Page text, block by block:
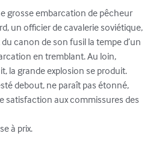
grosse embarcation de pêcheur
un officier de cavalerie soviétique,
canon de son fusil la tempe d’un
en tremblant. Au loin,
la grande explosion se produit.
debout, ne paraît pas étonné,
satisfaction aux commissures des
à prix.